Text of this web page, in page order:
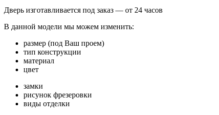
Дверь изготавливается под заказ — от 24 часов
В данной модели мы можем изменить:
размер (под Ваш проем)
тип конструкции
материал
цвет
замки
рисунок фрезеровки
виды отделки